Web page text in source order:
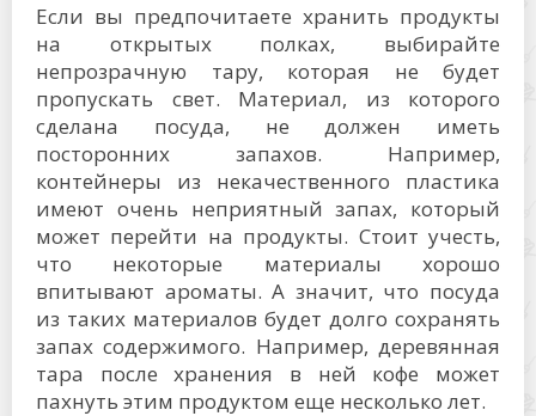
Если вы предпочитаете хранить продукты
на открытых полках, выбирайте
непрозрачную тару, которая не будет
пропускать свет. Материал, из которого
сделана посуда, не должен иметь
посторонних запахов. Например,
контейнеры из некачественного пластика
имеют очень неприятный запах, который
может перейти на продукты. Стоит учесть,
что некоторые материалы хорошо
впитывают ароматы. А значит, что посуда
из таких материалов будет долго сохранять
запах содержимого. Например, деревянная
тара после хранения в ней кофе может
пахнуть этим продуктом еще несколько лет.